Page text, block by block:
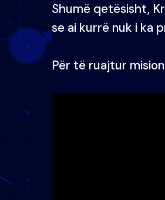
Shumë qetësisht,
se ai kurrë nuk i ka
Për të ruajtur